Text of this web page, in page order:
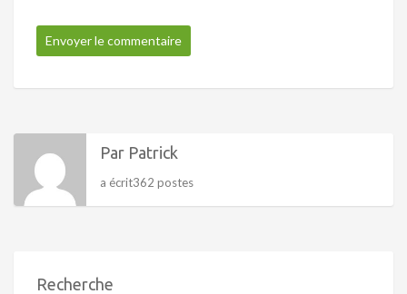
Par Patrick
a écrit362 postes
Recherche